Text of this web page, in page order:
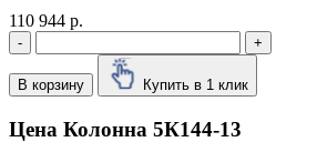
110 944 р.
- +
В корзину Купить в 1 клик
Цена Колонна 5К144-13